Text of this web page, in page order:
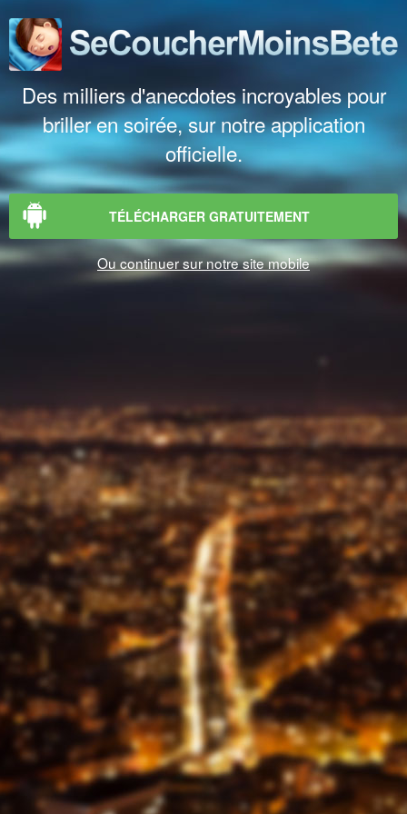
Des milliers d'anecdotes incroyables pour
briller en soirée, sur notre application
officielle.
TÉLÉCHARGER GRATUITEMENT
Ou continuer sur notre site mobile